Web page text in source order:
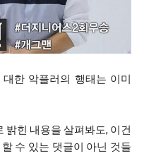
한 악플러의 행태는 이미
밝힌 내용을 살펴봐도, 이건
수 있는 댓글이 아닌 것들